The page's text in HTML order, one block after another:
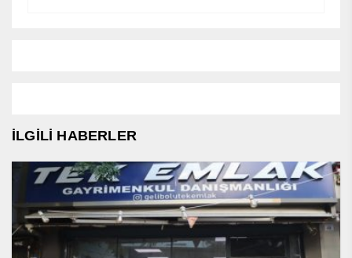
İLGİLİ HABERLER